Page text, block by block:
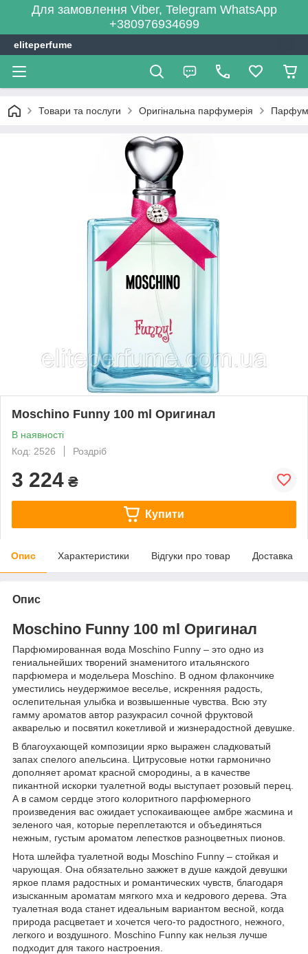
Для замовлення Viber, Telegram WhatsApp
+380976934699
eliteperfume
Товари та послуги Оригінальна парфумерія
Moschino Funny 100 ml Оригинал
В наявності
Код: 2526
Роздріб
3 224 ₴
Купити
Опис Характеристики Відгуки про товар Доставка
Опис
Moschino Funny 100 ml Оригинал
Парфюмированная вода Moschino Funny – это одно из
гениальнейших творений знаменитого итальянского
парфюмера и модельера Moschino. В одном флакончике
уместились неудержимое веселье, искренняя радость,
ослепительная улыбка и возвышенные чувства. Всю эту
гамму ароматов автор разукрасил сочной фруктовой
акварелью и посвятил кокетливой и жизнерадостной девушке.
В благоухающей композиции ярко выражен сладковатый
запах спелого апельсина. Цитрусовые нотки гармонично
дополняет аромат красной смородины, а в качестве
пикантной искорки туалетной воды выступает розовый перец.
А в самом сердце этого колоритного парфюмерного
произведения вас ожидает успокаивающее амбре жасмина и
зеленого чая, которые переплетаются и объединяться
нежным, густым ароматом лепестков разноцветных пионов.
Нота шлейфа туалетной воды Moschino Funny – стойкая и
чарующая. Она обязательно зажжет в душе каждой девушки
яркое пламя радостных и романтических чувств, благодаря
изысканным ароматам мягкого мха и кедрового дерева. Эта
туалетная вода станет идеальным вариантом весной, когда
природа расцветает и хочется чего-то радостного, нежного,
легкого и воздушного. Moschino Funny как нельзя лучше
подходит для такого настроения.